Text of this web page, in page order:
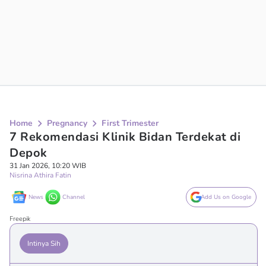
Home Pregnancy First Trimester
7 Rekomendasi Klinik Bidan Terdekat di
Depok
31 Jan 2026, 10:20 WIB
Nisrina Athira Fatin
News Channel Add Us on Google
Freepik
Intinya Sih